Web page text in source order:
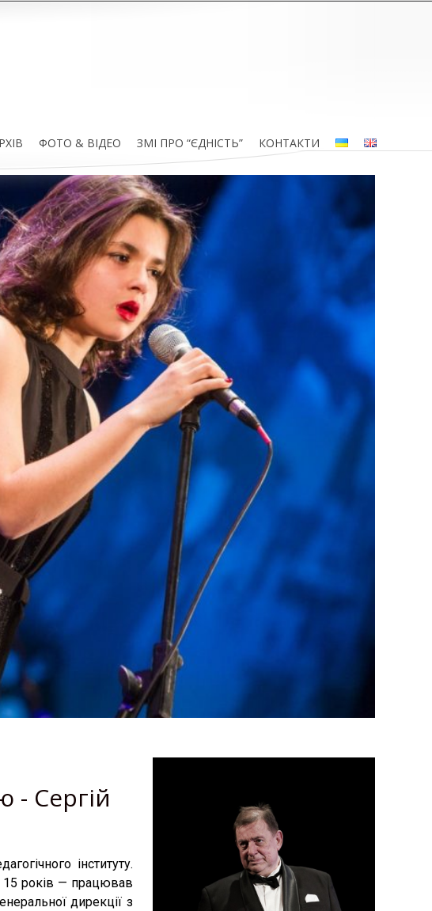
ФОТО & ВІДЕО ЗМІ ПРО “ЄДНІСТЬ” КОНТАКТИ
- Сергій
інституту.
15 років — працював
дирекції з